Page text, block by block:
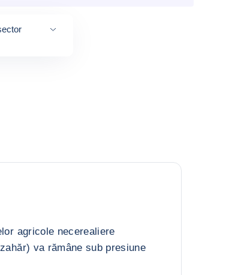
agricole necerealiere
va rămâne sub presiune